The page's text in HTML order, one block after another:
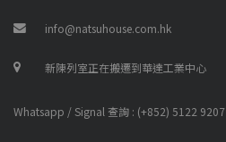
info@natsuhouse.com.hk
新陳列室正在搬遷到華達工業中心
Whatsapp / Signal 查詢 : (+852) 5122 9207